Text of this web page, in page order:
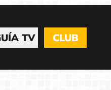
TV CLUB